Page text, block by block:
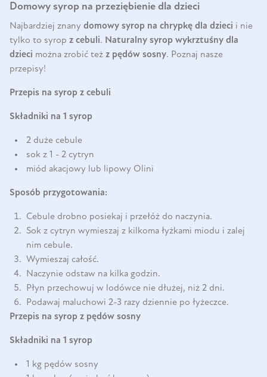
Domowy syrop na przeziębienie dla dzieci
Najbardziej znany domowy syrop na chrypkę dla dzieci i nie
tylko to syrop z cebuli. Naturalny syrop wykrztuśny dla
dzieci można zrobić też z pędów sosny. Poznaj nasze
przepisy!
Przepis na syrop z cebuli
Składniki na 1 syrop
2 duże cebule
sok z 1 - 2 cytryn
miód akacjowy lub lipowy Olini
Sposób przygotowania:
Cebule drobno posiekaj i przełóż do naczynia.
Sok z cytryn wymieszaj z kilkoma łyżkami miodu i zalej
nim cebule.
Wymieszaj całość.
Naczynie odstaw na kilka godzin.
Płyn przechowuj w lodówce nie dłużej, niż 2 dni.
Podawaj maluchowi 2-3 razy dziennie po łyżeczce.
Przepis na syrop z pędów sosny
Składniki na 1 syrop
1 kg pędów sosny